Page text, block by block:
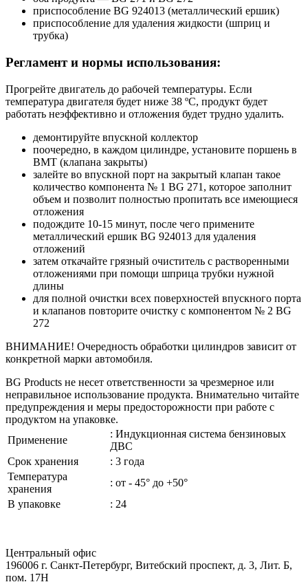
приспособление BG 924013 (металлический ершик)
приспособление для удаления жидкости (шприц и
трубка)
Регламент и нормы использования:
Прогрейте двигатель до рабочей температуры. Если
температура двигателя будет ниже 38 ºС, продукт будет
работать неэффективно и отложения будет трудно удалить.
демонтируйте впускной коллектор
поочередно, в каждом цилиндре, установите поршень в
ВМТ (клапана закрыты)
залейте во впускной порт на закрытый клапан такое
количество компонента № 1 BG 271, которое заполнит
объем и позволит полностью пропитать все имеющиеся
отложения
подождите 10-15 минут, после чего примените
металлический ершик BG 924013 для удаления
отложений
затем откачайте грязный очиститель с растворенными
отложениями при помощи шприца трубки нужной
длины
для полной очистки всех поверхностей впускного порта
и клапанов повторите очистку c компонентом № 2 BG
272
ВНИМАНИЕ! Очередность обработки цилиндров зависит от
конкретной марки автомобиля.
BG Products не несет ответственности за чрезмерное или
неправильное использование продукта. Внимательно читайте
предупреждения и меры предосторожности при работе с
продуктом на упаковке.
Применение
: Индукционная система бензиновых
ДВС
Срок хранения
: 3 года
Температура
хранения
: от - 45° до +50°
В упаковке
: 24
Центральный офис
196006 г. Санкт-Петербург, Витебский проспект, д. 3, Лит. Б,
пом. 17Н